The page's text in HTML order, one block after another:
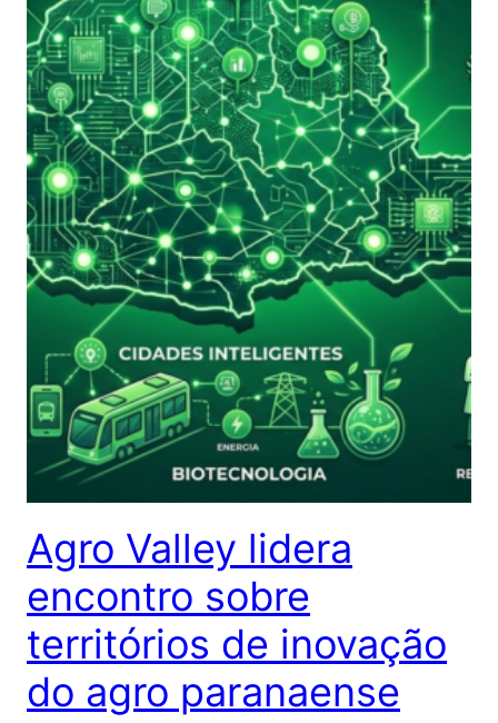
Agro Valley lidera
encontro sobre
territórios de inovação
do agro paranaense